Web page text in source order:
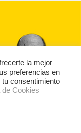
la mejor
preferencias en
tu consentimiento
de Cookies